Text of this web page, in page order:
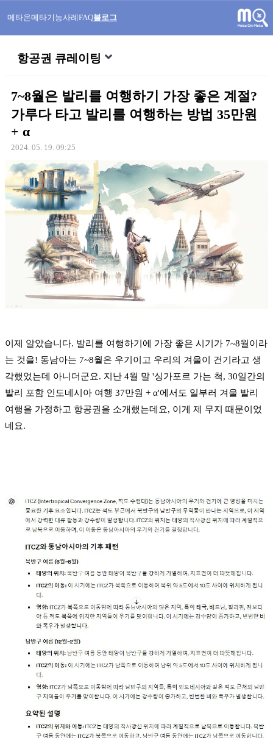
메타온메타기능사례FAQ블로그
항공권 큐레이팅
7~8월은 발리를 여행하기 가장 좋은 계절?
가루다 타고 발리를 여행하는 방법 35만원
+ α
2024. 05. 19. 09:25
이제 알았습니다. 발리를 여행하기에 가장 좋은 시기가 7~8월이라
는 것을! 동남아는 7~8월은 우기이고 우리의 겨울이 건기라고 생
각했었는데 아니더군요. 지난 4월 말 '싱가포르 가는 척, 30일간의
발리 포함 인도네시아 여행 37만원 + α'에서도 일부러 겨울 발리
여행을 가정하고 항공권을 소개했는데요, 이게 제 무지 때문이었
네요.